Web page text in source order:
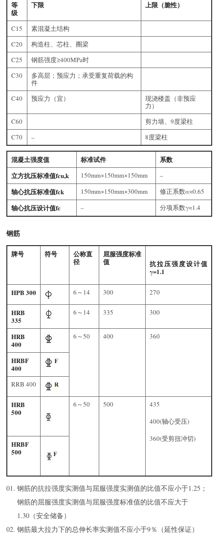
等
级
下限 上限（脆性）
C15
素混凝土结构
C20
构造柱、芯柱、圈梁
C25
钢筋强度≥400MPa时
C30
多高层；预应力；承受重复荷载的构
件
C40
预应力（宜）
现浇楼盖（非预应
力）
C60
剪力墙、9度梁柱
C70
– 8度梁柱
混凝土强度值 标准试件
系数
立方抗压标准值fcu,k
150mm×150mm×150mm –
轴心抗压标准值fck 150mm×150mm×300mm 修正系数α≈0.65
轴心抗压设计值fc – 分项系数γ≈1.4
钢筋
牌号 符号
公称直
径
屈服强度标准
值
抗拉压强度设计值
γ=1.1
HPB 300 6～14 300 270
HRB
335
6～14 335 300
HRB
400
6～50 400 360
HRBF
400
RRB 400
HRB
500
6～50 500
435
400(轴心受压)
360(受剪扭冲切)
HRBF
500
钢筋的抗拉强度实测值与屈服强度实测值的比值不应小于1.25；
钢筋的屈服强度实测值与屈服强度标准值的比值不应大于
1.30（安全储备）
钢筋最大拉力下的总伸长率实测值不应小于9％（延性保证）